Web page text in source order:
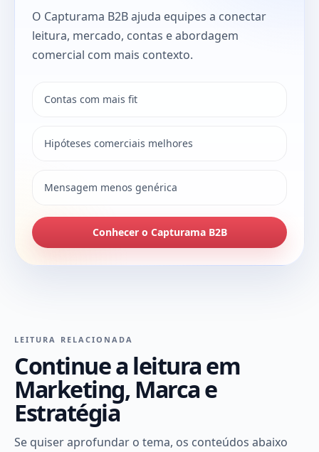
O Capturama B2B ajuda equipes a conectar
leitura, mercado, contas e abordagem
comercial com mais contexto.
Contas com mais fit
Hipóteses comerciais melhores
Mensagem menos genérica
Conhecer o Capturama B2B
LEITURA RELACIONADA
Continue a leitura em
Marketing, Marca e
Estratégia
Se quiser aprofundar o tema, os conteúdos abaixo